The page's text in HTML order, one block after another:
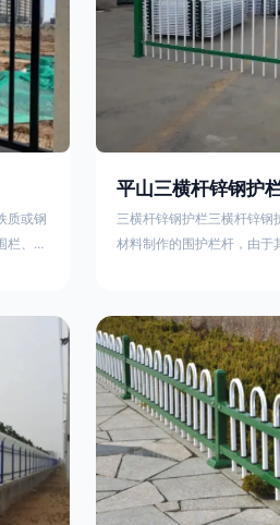
质或钢
栏、电
构建的
铁丝
围
栏、
围
平山三横杆锌钢护
三横杆锌钢护栏三横杆锌钢
材料制作的围护栏杆，由于
通等使用的主流产品。星工
业生产锌钢护栏的公司，其
下：1线条流畅，色彩鲜明
用，经济实惠；3样式结构
同场所的需求 。三横杆锌